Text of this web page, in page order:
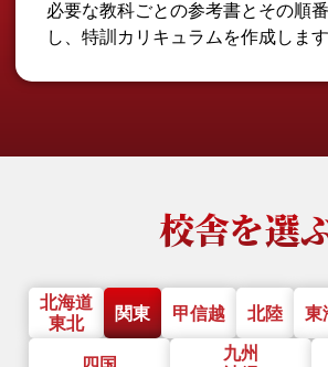
必要な教科ごとの参考書とその順
し、特訓カリキュラムを作成します
校舎を選
北海道
東北
関東 甲信越 北陸 東
九州